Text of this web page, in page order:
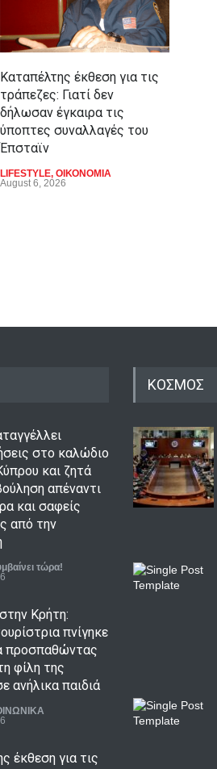
Καταπέλτης έκθεση για τις
τράπεζες: Γιατί δεν
δήλωσαν έγκαιρα τις
ύποπτες συναλλαγές του
Έπσταϊν
LIFESTYLE, ΟΙΚΟΝΟΜΙΑ
August 6, 2026
στο καλώδιο
και ζητά
απέναντι
και σαφείς
από την
τώρα!
Κρήτη:
πνίγηκε
προσπαθώντας
φίλη της
ανήλικα παιδιά
έκθεση για τις
ΚΟΣΜΟΣ